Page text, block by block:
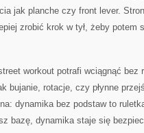
jak planche czy front lever.
zrobić krok w tył, żeby potem
workout potrafi wciągnąć bez
bujanie, rotacje, czy płynne
dynamika bez podstaw to
bazę, dynamika staje się